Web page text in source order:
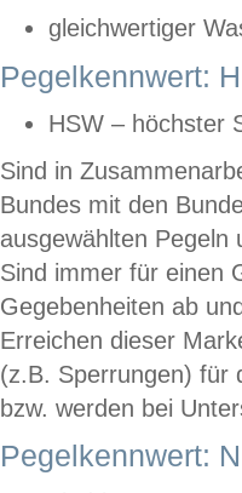
gleichwertiger
Pegelkennwert:
HSW – höchster
Sind in
Bundes mit den
ausgewählten
Sind immer für einen
Gegebenheiten ab
Erreichen dieser
(z.B. Sperrungen) für
bzw. werden bei
Pegelkennwert: